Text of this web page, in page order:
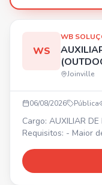
enviar o PDF DA
47 984895302
WS
WB
Joinville
06/08/2026 Pública
Cargo: AUXILIAR DE
Requisitos: - Maior
Conhecimento
serralheria -